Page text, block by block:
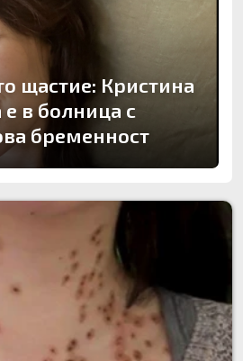
щастие: Кристина
в болница с
бременност